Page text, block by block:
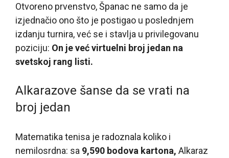
Otvoreno prvenstvo, Španac ne samo da je
izjednačio ono što je postigao u poslednjem
izdanju turnira, već se i stavlja u privilegovanu
poziciju: On je već virtuelni broj jedan na
svetskoj rang listi.
Alkarazove šanse da se vrati na
broj jedan
Matematika tenisa je radoznala koliko i
nemilosrdna: sa 9,590 bodova kartona, Alkaraz